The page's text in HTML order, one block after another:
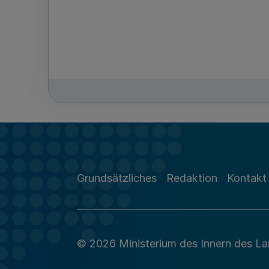
Grundsätzliches Redaktion Kontakt
© 2026 Ministerium des Innern des